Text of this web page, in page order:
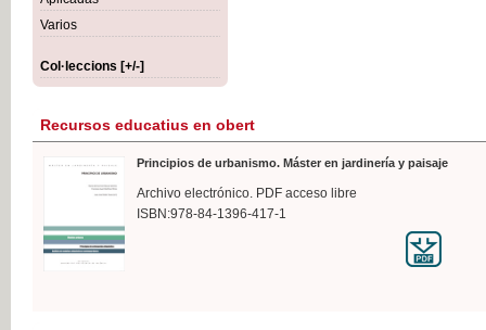
Varios
Col·leccions [+/-]
Recursos educatius en obert
Principios de urbanismo. Máster en jardinería y paisaje
Archivo electrónico. PDF acceso libre
ISBN:978-84-1396-417-1